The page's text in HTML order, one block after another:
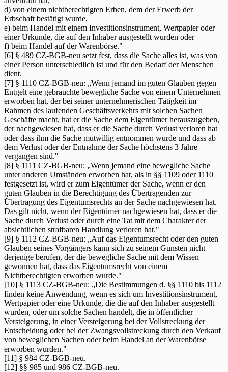
d) von einem nichtberechtigten Erben, dem der Erwerb der
Erbschaft bestätigt wurde,
e) beim Handel mit einem Investitionsinstrument, Wertpapier oder
einer Urkunde, die auf den Inhaber ausgestellt wurden oder
f) beim Handel auf der Warenbörse."
[6] § 489 CZ-BGB-neu setzt fest, dass die Sache alles ist, was von
einer Person unterschiedlich ist und für den Bedarf der Menschen
dient.
[7] § 1110 CZ-BGB-neu: „Wenn jemand im guten Glauben gegen
Entgelt eine gebrauchte bewegliche Sache von einem Unternehmen
erworben hat, der bei seiner unternehmerischen Tätigkeit im
Rahmen des laufenden Geschäftsverkehrs mit solchen Sachen
Geschäfte macht, hat er die Sache dem Eigentümer herauszugeben,
der nachgewiesen hat, dass er die Sache durch Verlust verloren hat
oder dass ihm die Sache mutwillig entnommen wurde und dass ab
dem Verlust oder der Entnahme der Sache höchstens 3 Jahre
vergangen sind."
[8] § 1111 CZ-BGB-neu: „Wenn jemand eine bewegliche Sache
unter anderen Umständen erworben hat, als in §§ 1109 oder 1110
festgesetzt ist, wird er zum Eigentümer der Sache, wenn er den
guten Glauben in die Berechtigung des Übertragenden zur
Übertragung des Eigentumsrechts an der Sache nachgewiesen hat.
Das gilt nicht, wenn der Eigentümer nachgewiesen hat, dass er die
Sache durch Verlust oder durch eine Tat mit dem Charakter der
absichtlichen strafbaren Handlung verloren hat."
[9] § 1112 CZ-BGB-neu: „Auf das Eigentumsrecht oder den guten
Glauben seines Vorgängers kann sich zu seinem Gunsten nicht
derjenige berufen, der die bewegliche Sache mit dem Wissen
gewonnen hat, dass das Eigentumsrecht von einem
Nichtberechtigten erworben wurde."
[10] § 1113 CZ-BGB-neu: „Die Bestimmungen d. §§ 1110 bis 1112
finden keine Anwendung, wenn es sich um Investitionsinstrument,
Wertpapier oder eine Urkunde, die die auf den Inhaber ausgestellt
wurden, oder um solche Sachen handelt, die in öffentlicher
Versteigerung, in einer Versteigerung bei der Vollstreckung der
Entscheidung oder bei der Zwangsvollstreckung durch den Verkauf
von beweglichen Sachen oder beim Handel an der Warenbörse
erworben wurden."
[11] § 984 CZ-BGB-neu.
[12] §§ 985 und 986 CZ-BGB-neu.